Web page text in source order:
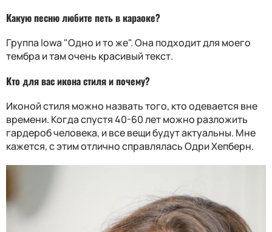
Какую песню любите петь в караоке?
Группа Iowa "Одно и то же". Она подходит для моего
тембра и там очень красивый текст.
Кто для вас икона стиля и почему?
Иконой стиля можно назвать того, кто одевается вне
времени. Когда спустя 40-60 лет можно разложить
гардероб человека, и все вещи будут актуальны. Мне
кажется, с этим отлично справлялась Одри Хепберн.